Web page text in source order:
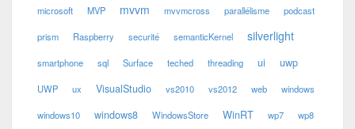
microsoft MVP mvvm mvvmcross parallélisme podcast
prism Raspberry securité semanticKernel silverlight
smartphone sql Surface teched threading ui uwp
UWP ux VisualStudio vs2010 vs2012 web windows
windows10 windows8 WindowsStore WinRT wp7 wp8